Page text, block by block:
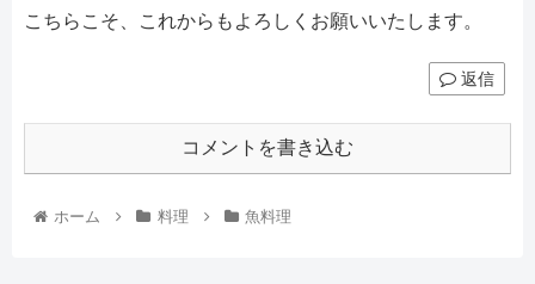
こちらこそ、これからもよろしくお願いいたします。
返信
コメントを書き込む
ホーム 料理 魚料理